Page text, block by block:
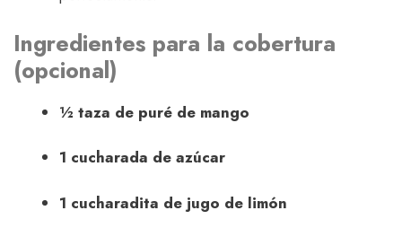
Ingredientes para la cobertura
(opcional)
½ taza de puré de mango
1 cucharada de azúcar
1 cucharadita de jugo de limón